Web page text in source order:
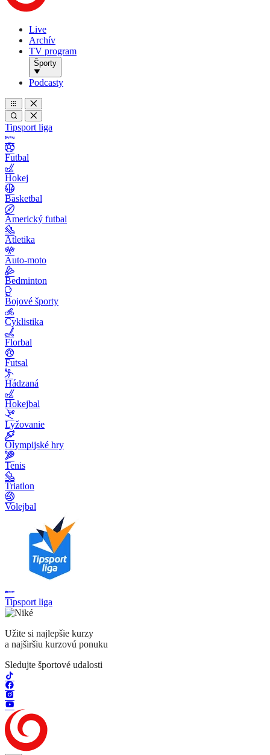
Live
Archív
TV program
Športy
Podcasty
Tipsport liga
Futbal
Hokej
Basketbal
Americký futbal
Atletika
Auto-moto
Bedminton
Bojové športy
Cyklistika
Florbal
Futsal
Hádzaná
Hokejbal
Lyžovanie
Olympijské hry
Tenis
Triatlon
Volejbal
Tipsport liga
Užite si najlepšie kurzy
a najširšiu kurzovú ponuku
Sledujte športové udalosti